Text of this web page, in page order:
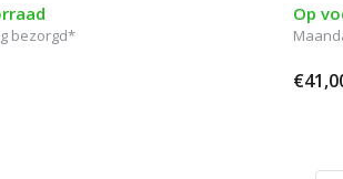
bezorgd*
Op